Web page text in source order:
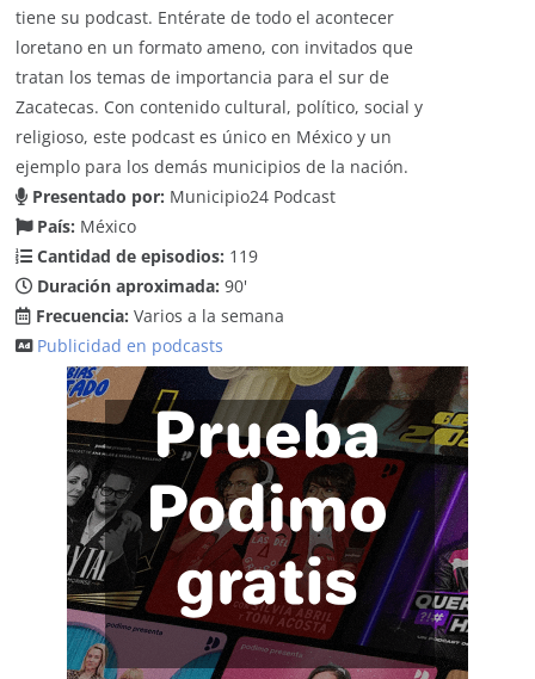
tiene su podcast. Entérate de todo el acontecer
loretano en un formato ameno, con invitados que
tratan los temas de importancia para el sur de
Zacatecas. Con contenido cultural, político, social y
religioso, este podcast es único en México y un
ejemplo para los demás municipios de la nación.
Presentado por: Municipio24 Podcast
País: México
Cantidad de episodios: 119
Duración aproximada: 90'
Frecuencia: Varios a la semana
Publicidad en podcasts